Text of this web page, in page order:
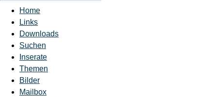
Home
Links
Downloads
Suchen
Inserate
Themen
Bilder
Mailbox